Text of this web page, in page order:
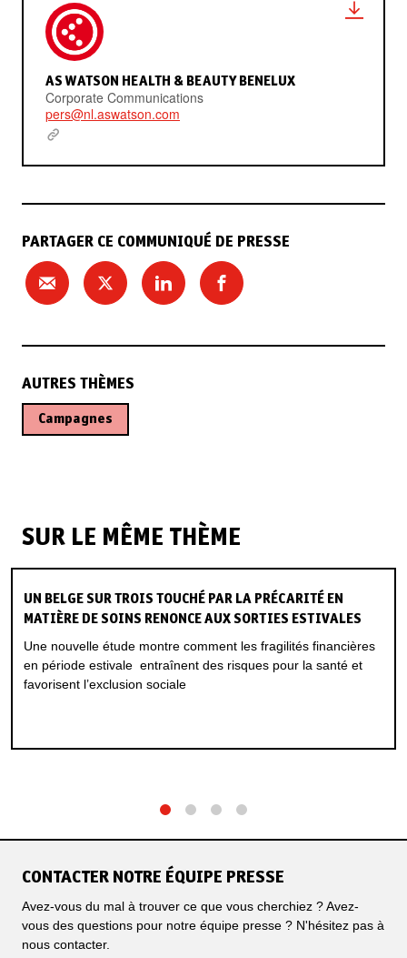
AS WATSON HEALTH & BEAUTY BENELUX
Corporate Communications
pers@nl.aswatson.com
PARTAGER CE COMMUNIQUÉ DE PRESSE
AUTRES THÈMES
Campagnes
SUR LE MÊME THÈME
UN BELGE SUR TROIS TOUCHÉ PAR LA PRÉCARITÉ EN
MATIÈRE DE SOINS RENONCE AUX SORTIES ESTIVALES
Une nouvelle étude montre comment les fragilités financières
en période estivale ​ entraînent des risques pour la santé et
favorisent l’exclusion sociale
CONTACTER NOTRE ÉQUIPE PRESSE
Avez-vous du mal à trouver ce que vous cherchiez ? Avez-
vous des questions pour notre équipe presse ? N'hésitez pas à
nous contacter.